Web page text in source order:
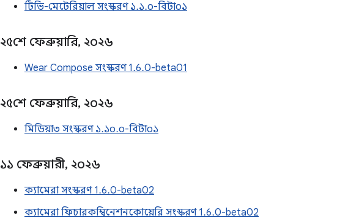
টিভি-মেটেরিয়াল সংস্করণ ১.১.০-বিটা০১
২৫শে ফেব্রুয়ারি, ২০২৬
Wear Compose সংস্করণ 1.6.0-beta01
২৫শে ফেব্রুয়ারি, ২০২৬
মিডিয়া৩ সংস্করণ ১.১০.০-বিটা০১
১১ ফেব্রুয়ারী, ২০২৬
ক্যামেরা সংস্করণ 1.6.0-beta02
ক্যামেরা ফিচারকম্বিনেশনকোয়েরি সংস্করণ 1.6.0-beta02